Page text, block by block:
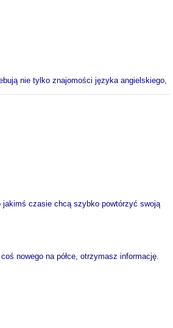
nie tylko znajomości języka angielskiego,
czasie chcą szybko powtórzyć swoją
nowego na półce, otrzymasz informację.